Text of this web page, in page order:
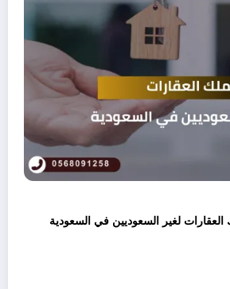
لغير السعوديين في السعودية